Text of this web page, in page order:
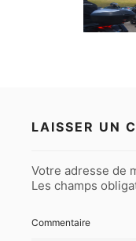
LAISSER UN
Votre adresse de
Les champs
Commentaire